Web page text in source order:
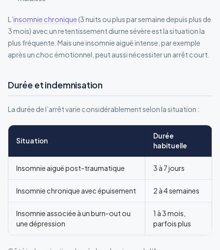
L’insomnie chronique (3 nuits ou plus par semaine depuis plus de
3 mois) avec un retentissement diurne sévère est la situation la
plus fréquente. Mais une insomnie aiguë intense, par exemple
après un choc émotionnel, peut aussi nécessiter un arrêt court.
Durée et indemnisation
La durée de l’arrêt varie considérablement selon la situation :
Situation
Durée
habituelle
Insomnie aiguë post-traumatique 3 à 7 jours
Insomnie chronique avec épuisement 2 à 4 semaines
Insomnie associée à un burn-out ou
une dépression
1 à 3 mois,
parfois plus